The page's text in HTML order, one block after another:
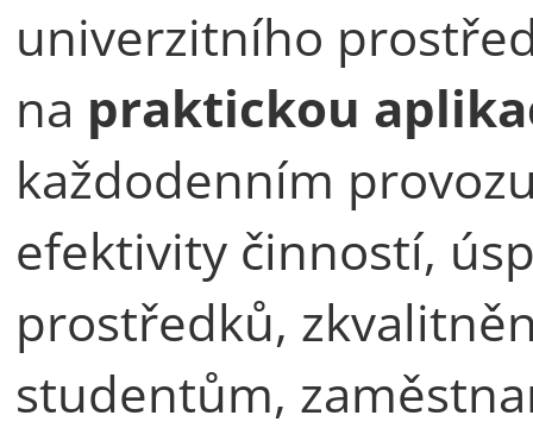
univerzitního
na praktickou
každodenním
efektivity činností,
prostředků,
studentům,